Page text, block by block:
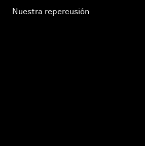
Nuestra repercusión